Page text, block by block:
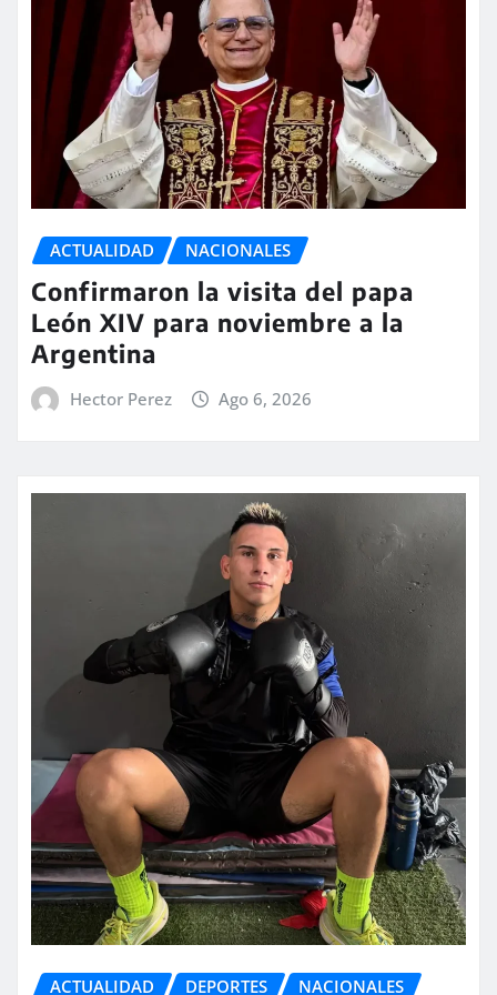
ACTUALIDAD NACIONALES
Confirmaron la visita del papa
León XIV para noviembre a la
Argentina
Hector Perez Ago 6, 2026
ACTUALIDAD DEPORTES NACIONALES